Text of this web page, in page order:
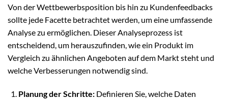
Von der Wettbewerbsposition bis hin zu Kundenfeedbacks
sollte jede Facette betrachtet werden, um eine umfassende
Analyse zu ermöglichen. Dieser Analyseprozess ist
entscheidend, um herauszufinden, wie ein Produkt im
Vergleich zu ähnlichen Angeboten auf dem Markt steht und
welche Verbesserungen notwendig sind.
Planung der Schritte: Definieren Sie, welche Daten